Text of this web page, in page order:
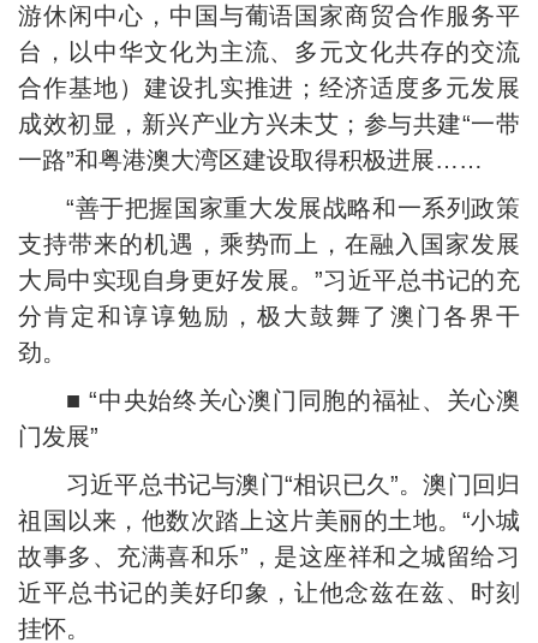
游休闲中心，中国与葡语国家商贸合作服务平
台，以中华文化为主流、多元文化共存的交流
合作基地）建设扎实推进；经济适度多元发展
成效初显，新兴产业方兴未艾；参与共建“一带
一路”和粤港澳大湾区建设取得积极进展……
“善于把握国家重大发展战略和一系列政策
支持带来的机遇，乘势而上，在融入国家发展
大局中实现自身更好发展。”习近平总书记的充
分肯定和谆谆勉励，极大鼓舞了澳门各界干
劲。
■ “中央始终关心澳门同胞的福祉、关心澳
门发展”
习近平总书记与澳门“相识已久”。澳门回归
祖国以来，他数次踏上这片美丽的土地。“小城
故事多、充满喜和乐”，是这座祥和之城留给习
近平总书记的美好印象，让他念兹在兹、时刻
挂怀。